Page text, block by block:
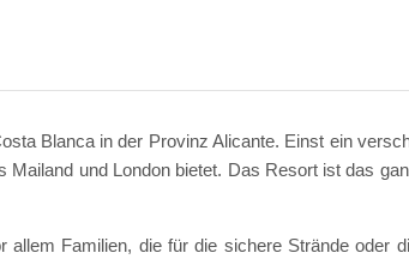
Blanca in der Provinz Alicante. Einst ein
und London bietet. Das Resort ist das
Familien, die für die sichere Strände oder